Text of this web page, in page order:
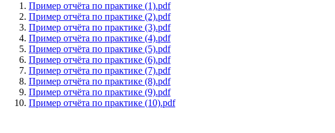
Пример отчёта по практике (1).pdf
Пример отчёта по практике (2).pdf
Пример отчёта по практике (3).pdf
Пример отчёта по практике (4).pdf
Пример отчёта по практике (5).pdf
Пример отчёта по практике (6).pdf
Пример отчёта по практике (7).pdf
Пример отчёта по практике (8).pdf
Пример отчёта по практике (9).pdf
Пример отчёта по практике (10).pdf